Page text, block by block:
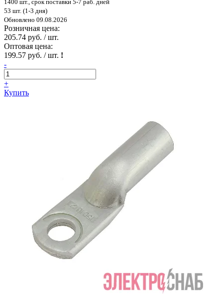
1400 шт., срок поставки 5-7 раб. дней
53 шт. (1-3 дня)
Обновлено 09.08.2026
Розничная цена:
205.74 руб. / шт.
Оптовая цена:
199.57 руб. / шт. !
-
+
Купить